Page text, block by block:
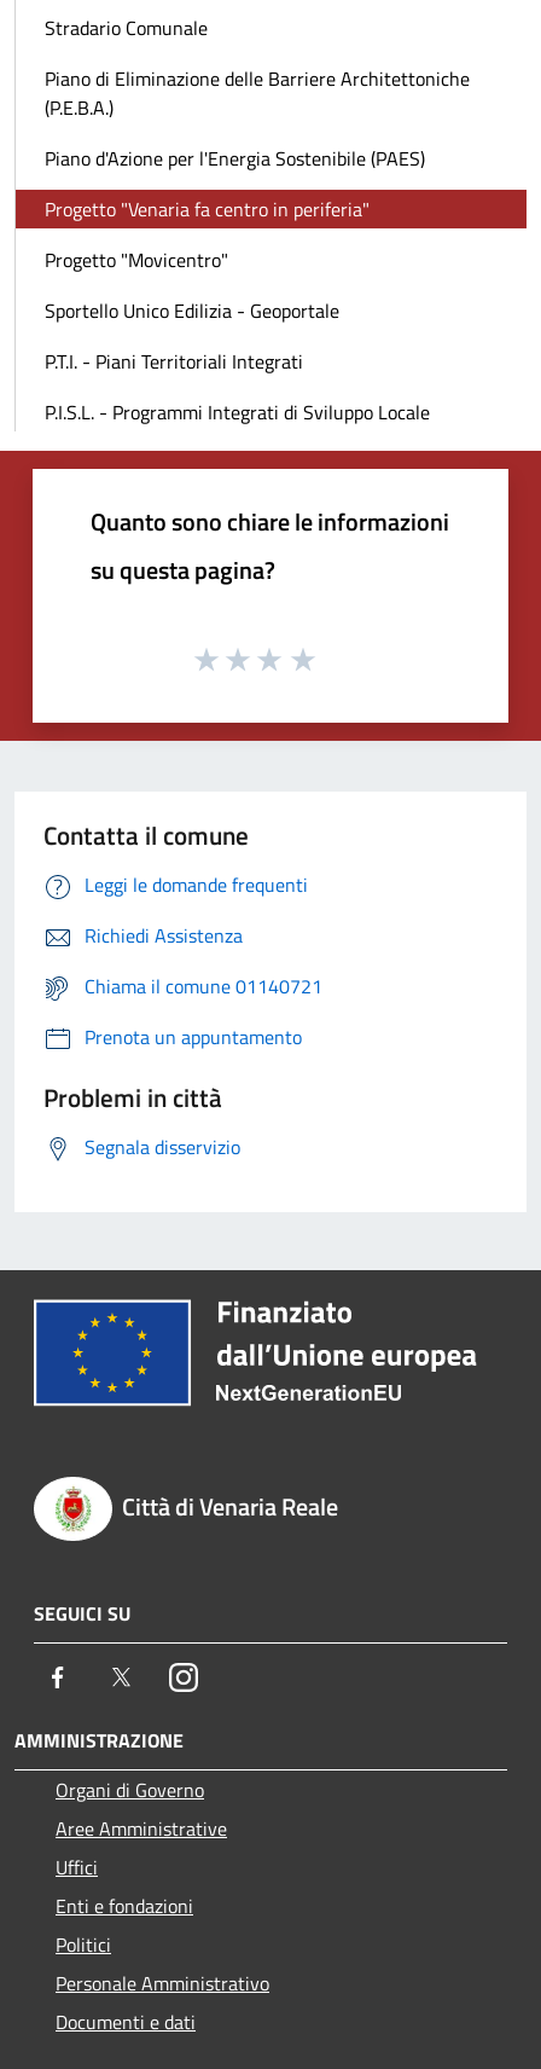
Stradario Comunale
Piano di Eliminazione delle Barriere Architettoniche
(P.E.B.A.)
Piano d'Azione per l'Energia Sostenibile (PAES)
Progetto "Venaria fa centro in periferia"
Progetto "Movicentro"
Sportello Unico Edilizia - Geoportale
P.T.I. - Piani Territoriali Integrati
P.I.S.L. - Programmi Integrati di Sviluppo Locale
Quanto sono chiare le informazioni
su questa pagina?
Contatta il comune
Leggi le domande frequenti
Richiedi Assistenza
Chiama il comune 01140721
Prenota un appuntamento
Problemi in città
Segnala disservizio
Città di Venaria Reale
SEGUICI SU
Facebook TwitterInstagram
AMMINISTRAZIONE
Organi di Governo
Aree Amministrative
Uffici
Enti e fondazioni
Politici
Personale Amministrativo
Documenti e dati